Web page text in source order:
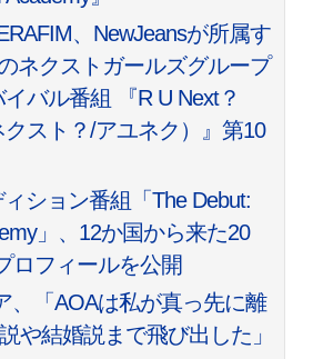
、NewJeansが所属す
ネクストガールズグループ
バル番組 『R U Next？
クスト？/アユネク）』第10
ション番組「The Debut:
」、12か国から来た20
ロフィールを公開
、「AOAは私が真っ先に離
や結婚説まで飛び出した」